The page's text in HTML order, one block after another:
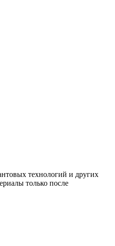
технологий и других
только после